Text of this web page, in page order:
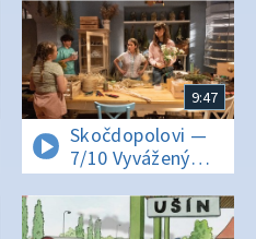
9:47
Skočdopolovi —
7/10 Vyvážený
talíř